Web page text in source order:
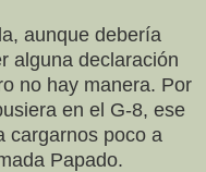
aunque debería
alguna declaración
no hay manera. Por
en el G-8, ese
cargarnos poco a
Papado.